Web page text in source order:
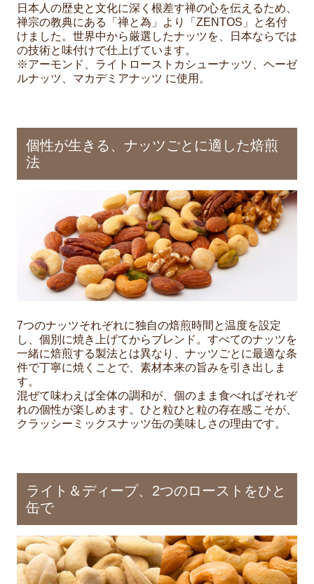
日本人の歴史と文化に深く根差す禅の心を伝えるため、
禅宗の教典にある「禅と為」より「ZENTOS」と名付
けました。世界中から厳選したナッツを、日本ならでは
の技術と味付けで仕上げています。
※アーモンド、ライトローストカシューナッツ、ヘーゼ
ルナッツ、マカデミアナッツ に使用。
個性が生きる、ナッツごとに適した焙煎
法
7つのナッツそれぞれに独自の焙煎時間と温度を設定
し、個別に焼き上げてからブレンド。すべてのナッツを
一緒に焙煎する製法とは異なり、ナッツごとに最適な条
件で丁寧に焼くことで、素材本来の旨みを引き出しま
す。
混ぜて味わえば全体の調和が、個のまま食べればそれぞ
れの個性が楽しめます。ひと粒ひと粒の存在感こそが、
クラッシーミックスナッツ缶の美味しさの理由です。
ライト＆ディープ、2つのローストをひと
缶で